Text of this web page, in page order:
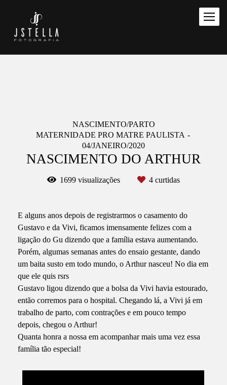
NASCIMENTO/PARTO
MATERNIDADE PRO MATRE PAULISTA
04/JANEIRO/2020
NASCIMENTO DO ARTHUR
1699 visualizações 4 curtidas
E alguns anos depois de registrarmos o casamento do
Gustavo e da Vivi, ficamos imensamente felizes com a
ligação do Gu dizendo que a família estava aumentando.
Porém, algumas semanas antes do ensaio gestante, dando
um baita susto em todo mundo, o Arthur nasceu! No dia em
que ele quis rsrs
Gustavo ligou dizendo que a bolsa da Vivi havia estourado,
então corremos para o hospital. Chegando lá, a Vivi já em
trabalho de parto, com contrações e em pouco tempo
depois, chegou o Arthur!
Quanta honra a nossa em acompanhar mais uma vez essa
família tão especial!